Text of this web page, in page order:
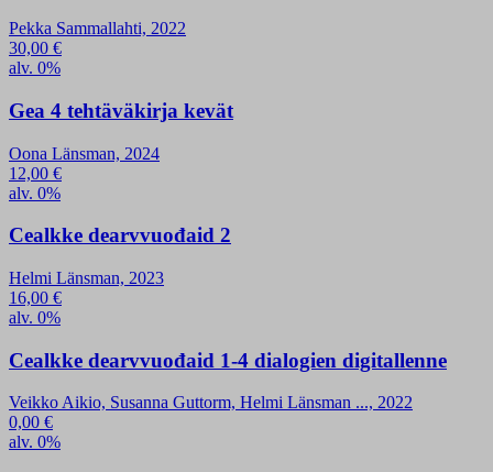
Pekka Sammallahti, 2022
30,00 €
alv. 0%
Gea 4 tehtäväkirja kevät
Oona Länsman, 2024
12,00 €
alv. 0%
Cealkke dearvvuođaid 2
Helmi Länsman, 2023
16,00 €
alv. 0%
Cealkke dearvvuođaid 1-4 dialogien digitallenne
Veikko Aikio, Susanna Guttorm, Helmi Länsman ..., 2022
0,00 €
alv. 0%